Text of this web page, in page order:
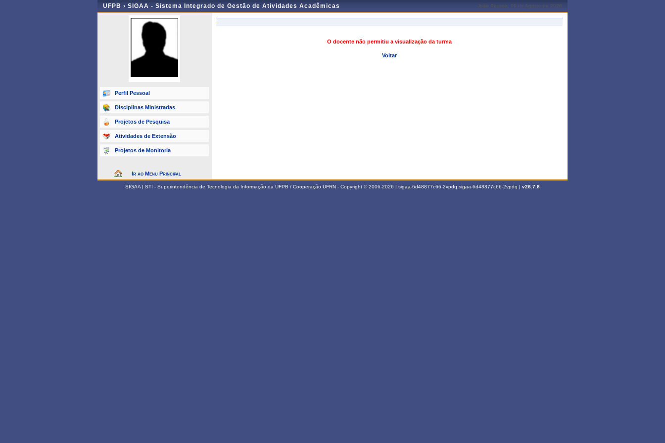
UFPB › SIGAA - Sistema Integrado de Gestão de Atividades Acadêmicas João Pessoa, 09 de Agosto de 2026
Perfil Pessoal
Disciplinas Ministradas
Projetos de Pesquisa
Atividades de Extensão
Projetos de Monitoria
Ir ao Menu Principal
-
O docente não permitiu a visualização da turma
Voltar
SIGAA | STI - Superintendência de Tecnologia da Informação da UFPB / Cooperação UFRN - Copyright © 2006-2026 | sigaa-6d48877c66-2vpdq.sigaa-6d48877c66-2vpdq | v26.7.8